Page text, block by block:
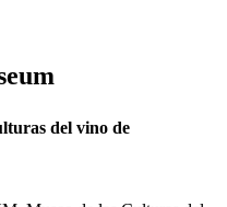
del vino de